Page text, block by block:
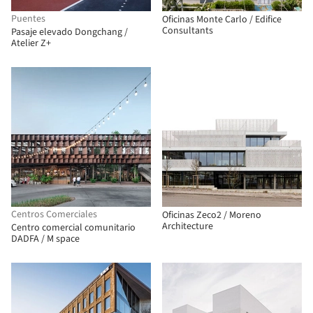
Puentes
Pasaje elevado Dongchang /
Atelier Z+
Oficinas Monte Carlo / Edifice
Consultants
Centros Comerciales
Centro comercial comunitario
DADFA / M space
Oficinas Zeco2 / Moreno
Architecture